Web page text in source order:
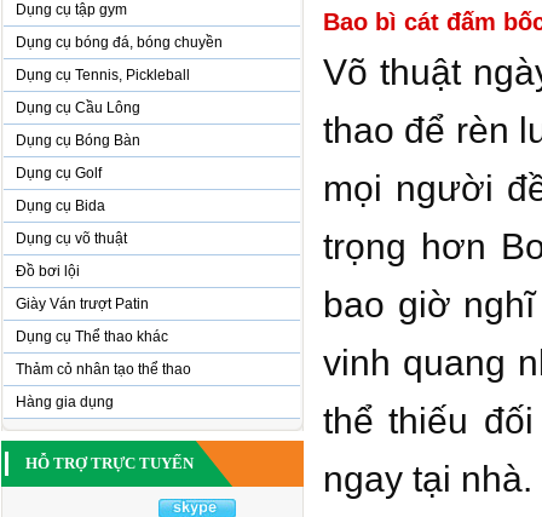
Dụng cụ tập gym
Dụng cụ bóng đá, bóng chuyền
Dụng cụ Tennis, Pickleball
Dụng cụ Cầu Lông
Dụng cụ Bóng Bàn
Dụng cụ Golf
Dụng cụ Bida
Dụng cụ võ thuật
Đồ bơi lội
Giày Ván trượt Patin
Dụng cụ Thể thao khác
Thảm cỏ nhân tạo thể thao
Hàng gia dụng
HỖ TRỢ TRỰC TUYẾN
Bao bì cát đấm
Võ thuật
thao để rèn
mọi người
trọng hơn
bao giờ
vinh quang
thể thiếu
ngay tại nhà.